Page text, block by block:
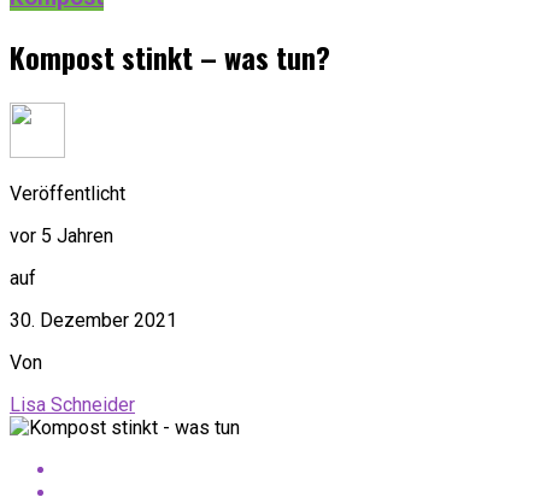
Kompost stinkt – was tun?
Veröffentlicht
vor 5 Jahren
auf
30. Dezember 2021
Von
Lisa Schneider